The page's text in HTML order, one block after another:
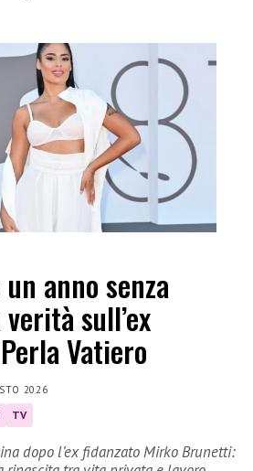
anno senza
sull’ex
Vatiero
2026
TV
dopo l’ex fidanzato Mirko Brunetti: